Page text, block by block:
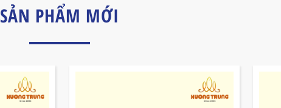
SẢN PHẨM MỚI